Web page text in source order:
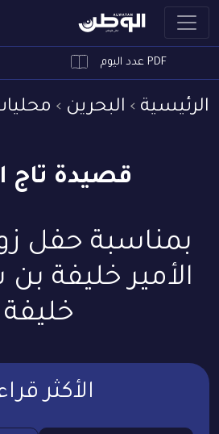
PDF عدد اليوم
الرئيسية البحرين
قصيدة تاج
بمناسبة حفل
الأمير خليفة
خليفة
الأكثر